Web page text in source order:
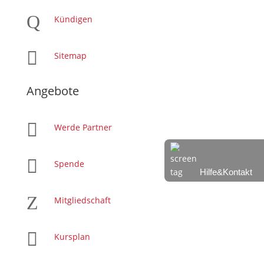
Q Kündigen
 Sitemap
Angebote
 Werde Partner
 Spende
Z Mitgliedschaft
 Kursplan
Hilfe&Kontakt